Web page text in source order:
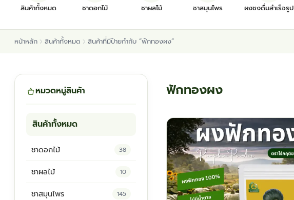
สินค้าทั้งหมด ชาดอกไม้ ชาผลไม้ ชาสมุนไพร ผงชงดื่มสำเร็จรูป
หน้าหลัก สินค้าทั้งหมด สินค้าที่มีป้ายกำกับ “ฟักทองผง”
หมวดหมู่สินค้า
สินค้าทั้งหมด
ชาดอกไม้ 38
ชาผลไม้ 10
ชาสมุนไพร 145
ฟักทองผง